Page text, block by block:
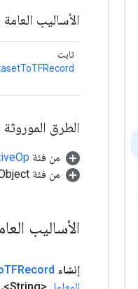
الأساليب العامة
ثابت
الطرق الموروثة
من فئة
من فئة java.lang.Object
الأساليب
إنشاء TFRecord